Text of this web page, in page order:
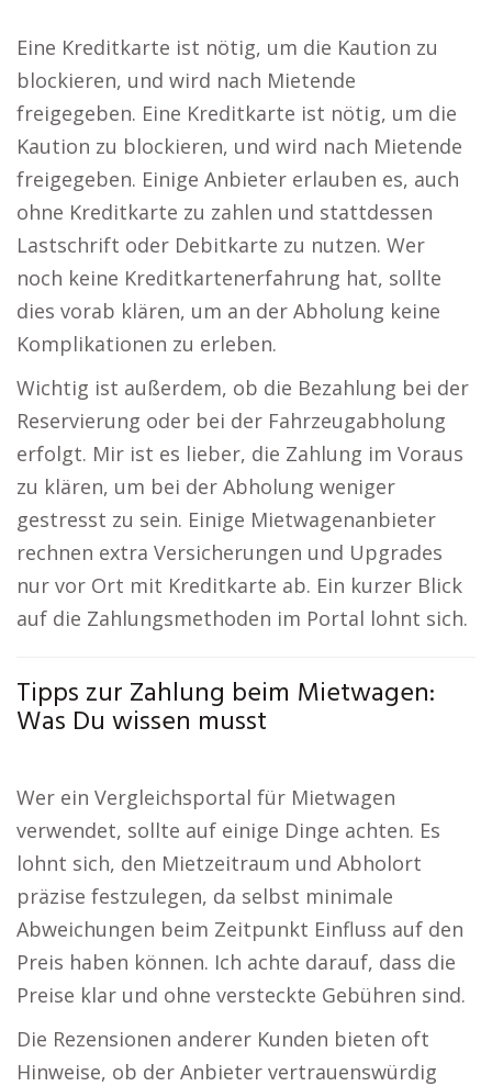
Eine Kreditkarte ist nötig, um die Kaution zu
blockieren, und wird nach Mietende
freigegeben. Eine Kreditkarte ist nötig, um die
Kaution zu blockieren, und wird nach Mietende
freigegeben. Einige Anbieter erlauben es, auch
ohne Kreditkarte zu zahlen und stattdessen
Lastschrift oder Debitkarte zu nutzen. Wer
noch keine Kreditkartenerfahrung hat, sollte
dies vorab klären, um an der Abholung keine
Komplikationen zu erleben.
Wichtig ist außerdem, ob die Bezahlung bei der
Reservierung oder bei der Fahrzeugabholung
erfolgt. Mir ist es lieber, die Zahlung im Voraus
zu klären, um bei der Abholung weniger
gestresst zu sein. Einige Mietwagenanbieter
rechnen extra Versicherungen und Upgrades
nur vor Ort mit Kreditkarte ab. Ein kurzer Blick
auf die Zahlungsmethoden im Portal lohnt sich.
Tipps zur Zahlung beim Mietwagen:
Was Du wissen musst
Wer ein Vergleichsportal für Mietwagen
verwendet, sollte auf einige Dinge achten. Es
lohnt sich, den Mietzeitraum und Abholort
präzise festzulegen, da selbst minimale
Abweichungen beim Zeitpunkt Einfluss auf den
Preis haben können. Ich achte darauf, dass die
Preise klar und ohne versteckte Gebühren sind.
Die Rezensionen anderer Kunden bieten oft
Hinweise, ob der Anbieter vertrauenswürdig